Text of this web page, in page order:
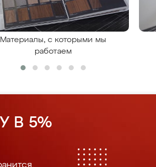
Материалы, с которыми мы
работаем
В 5%